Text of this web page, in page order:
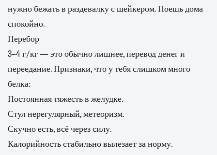
нужно бежать в раздевалку с шейкером. Поешь дома
спокойно.
Перебор
3–4 г/кг — это обычно лишнее, перевод денег и
переедание. Признаки, что у тебя слишком много
белка:
Постоянная тяжесть в желудке.
Стул нерегулярный, метеоризм.
Скучно есть, всё через силу.
Калорийность стабильно вылезает за норму.